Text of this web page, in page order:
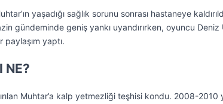
yaşadığı sağlık sorunu sonrası hastaneye
gündeminde geniş yankı uyandırırken, oyuncu Deniz
yaptı.
NE?
Muhtar’a kalp yetmezliği teşhisi kondu. 2008-2010